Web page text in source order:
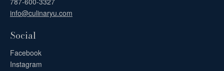
info@culinaryu.com
Facebook
Instagram
Social